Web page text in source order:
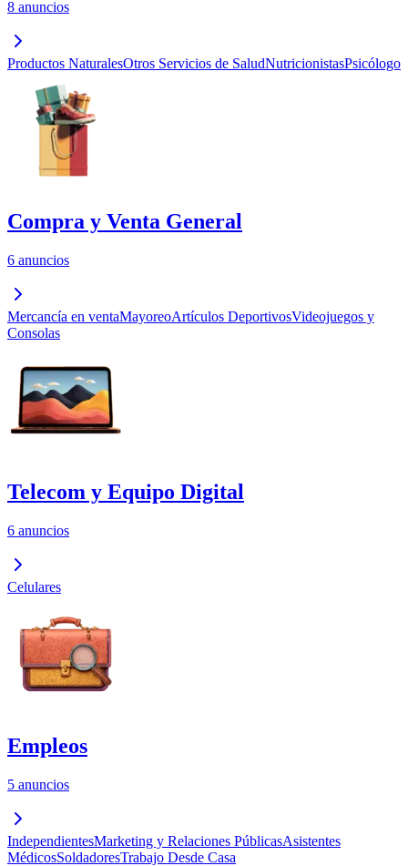
8 anuncios
Productos NaturalesOtros Servicios de SaludNutricionistasPsicólogo
Compra y Venta General
6 anuncios
Mercancía en ventaMayoreoArtículos DeportivosVideojuegos y
Consolas
Telecom y Equipo Digital
6 anuncios
Celulares
Empleos
5 anuncios
IndependientesMarketing y Relaciones PúblicasAsistentes
MédicosSoldadoresTrabajo Desde Casa